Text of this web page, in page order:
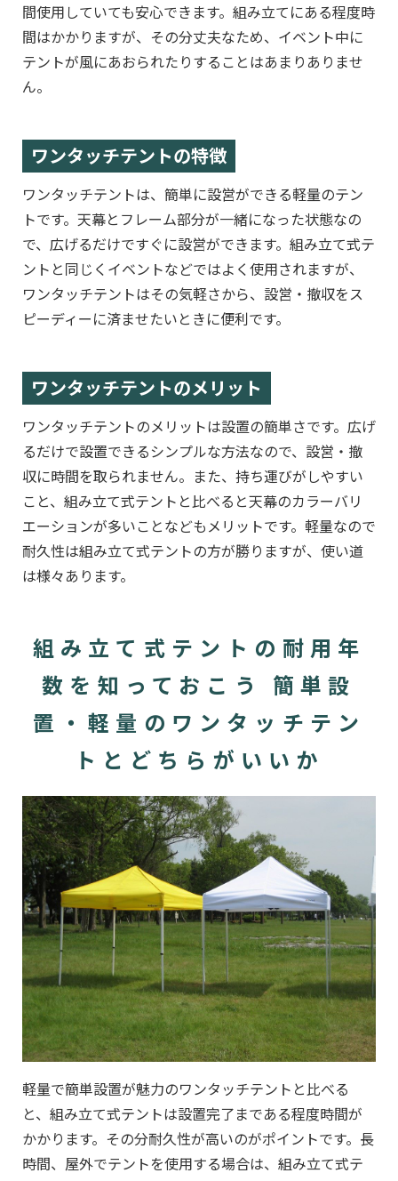
間使用していても安心できます。組み立てにある程度時
間はかかりますが、その分丈夫なため、イベント中に
テントが風にあおられたりすることはあまりありませ
ん。
ワンタッチテントの特徴
ワンタッチテントは、簡単に設営ができる軽量のテン
トです。天幕とフレーム部分が一緒になった状態なの
で、広げるだけですぐに設営ができます。組み立て式テ
ントと同じくイベントなどではよく使用されますが、
ワンタッチテントはその気軽さから、設営・撤収をス
ピーディーに済ませたいときに便利です。
ワンタッチテントのメリット
ワンタッチテントのメリットは設置の簡単さです。広げ
るだけで設置できるシンプルな方法なので、設営・撤
収に時間を取られません。また、持ち運びがしやすい
こと、組み立て式テントと比べると天幕のカラーバリ
エーションが多いことなどもメリットです。軽量なので
耐久性は組み立て式テントの方が勝りますが、使い道
は様々あります。
組み立て式テントの耐用年
数を知っておこう 簡単設
置・軽量のワンタッチテン
トとどちらがいいか
軽量で簡単設置が魅力のワンタッチテントと比べる
と、組み立て式テントは設置完了まである程度時間が
かかります。その分耐久性が高いのがポイントです。長
時間、屋外でテントを使用する場合は、組み立て式テ